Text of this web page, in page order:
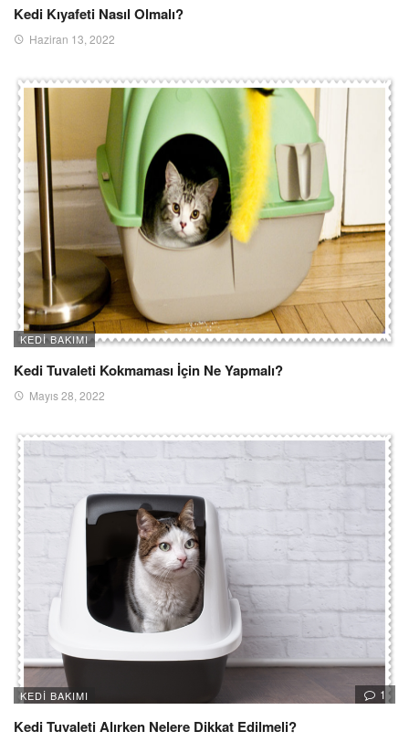
Kedi Kıyafeti Nasıl Olmalı?
Haziran 13, 2022
KEDI BAKIMI
Kedi Tuvaleti Kokmaması İçin Ne Yapmalı?
Mayıs 28, 2022
KEDI BAKIMI 1
Kedi Tuvaleti Alırken Nelere Dikkat Edilmeli?